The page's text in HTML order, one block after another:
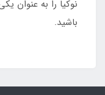
نوکیا را به عنوان